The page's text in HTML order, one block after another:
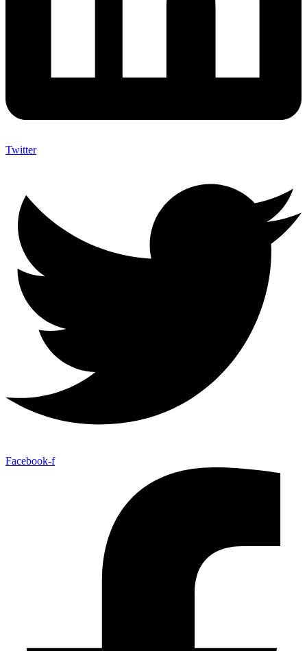
Twitter
Facebook-f